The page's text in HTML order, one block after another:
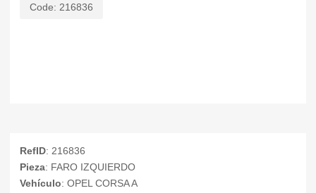
Code: 216836
RefID: 216836
Pieza: FARO IZQUIERDO
Vehículo: OPEL CORSA A